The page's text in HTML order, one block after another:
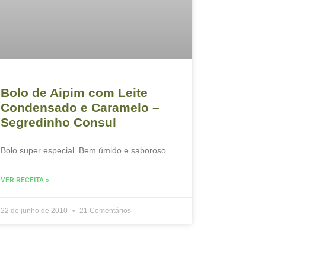
Bolo de Aipim com Leite
Condensado e Caramelo –
Segredinho Consul
Bolo super especial. Bem úmido e saboroso.
VER RECEITA »
22 de junho de 2010 21 Comentários